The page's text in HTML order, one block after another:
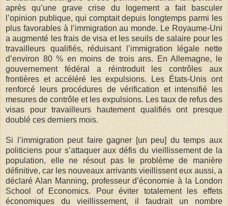
après qu’une grave crise du logement a fait basculer
l’opinion publique, qui comptait depuis longtemps parmi les
plus favorables à l’immigration au monde. Le Royaume-Uni
a augmenté les frais de visa et les seuils de salaire pour les
travailleurs qualifiés, réduisant l’immigration légale nette
d’environ 80 % en moins de trois ans. En Allemagne, le
gouvernement fédéral a réintroduit les contrôles aux
frontières et accéléré les expulsions. Les États-Unis ont
renforcé leurs procédures de vérification et intensifié les
mesures de contrôle et les expulsions. Les taux de refus des
visas pour travailleurs hautement qualifiés ont presque
doublé ces derniers mois.
Si l’im­mi­gra­tion peut faire gagner [un peu] du temps aux
poli­tici­ens pour s’attaquer aux dé­fis du vieillissement de la
popu­la­tion, elle ne résout pas le problème de manière
définitive, car les nouveaux arrivants vieillissent eux aussi, a
déclaré Alan Man­ning, pro­fes­seur d’éco­nomie à la London
School of Eco­nomics. Pour éviter totalement les effets
économiques du vieillissement, il faudrait un nombre